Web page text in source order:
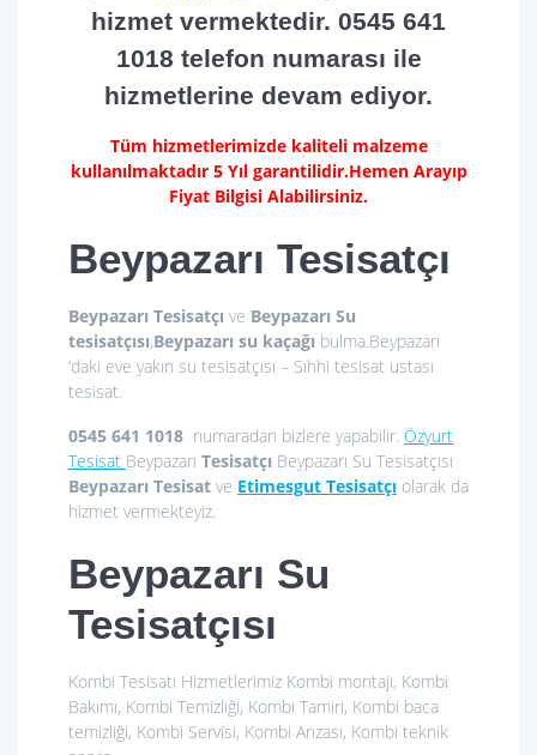
hizmet vermektedir. 0545 641
1018 telefon numarası ile
hizmetlerine devam ediyor.
Tüm hizmetlerimizde kaliteli malzeme
kullanılmaktadır 5 Yıl garantilidir.Hemen Arayıp
Fiyat Bilgisi Alabilirsiniz.
Beypazarı Tesisatçı
Beypazarı Tesisatçı ve Beypazarı Su
tesisatçısı,Beypazarı su kaçağı bulma.Beypazarı
‘daki eve yakın su tesisatçısı – Sıhhi tesisat ustası
tesisat.
0545 641 1018 numaradan bizlere yapabilir. Özyurt
Tesisat Beypazarı Tesisatçı Beypazarı Su Tesisatçısı
Beypazarı Tesisat ve Etimesgut Tesisatçı olarak da
hizmet vermekteyiz.
Beypazarı Su
Tesisatçısı
Kombi Tesisatı Hizmetlerimiz Kombi montajı, Kombi
Bakımı, Kombi Temizliği, Kombi Tamiri, Kombi baca
temizliği, Kombi Servisi, Kombi Arızası, Kombi teknik